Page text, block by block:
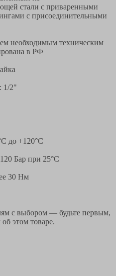
стали c приваренными
с присоединительными
необходимым техническим
в РФ
1/2"
до +120°С
Бар при 25°С
30 Нм
с выбором — будьте первым,
этом товаре.